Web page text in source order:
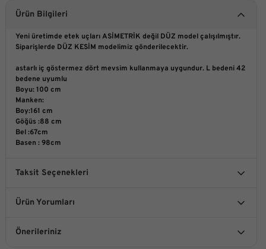
Ürün Bilgileri
Yeni üretimde etek uçları ASİMETRİK değil DÜZ model çalışılmıştır.
Siparişlerde DÜZ KESİM modelimiz gönderilecektir.
astarlı iç göstermez dört mevsim kullanmaya uygundur. L bedeni 42
bedene uyumlu
Boyu: 100 cm
Manken:
Boy:161 cm
Göğüs :88 cm
Bel :67cm
Basen : 98cm
Taksit Seçenekleri
Ürün Yorumları
Önerileriniz